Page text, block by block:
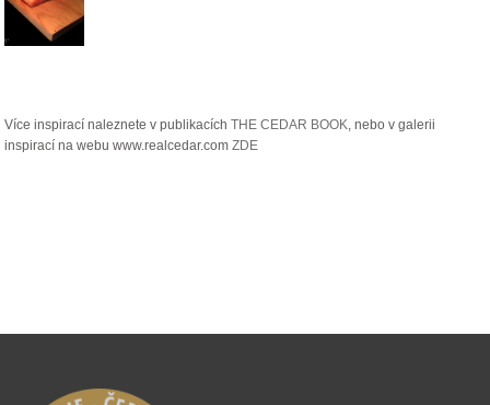
Více inspirací naleznete v publikacích THE CEDAR BOOK, nebo v galerii
inspirací na webu www.realcedar.com ZDE